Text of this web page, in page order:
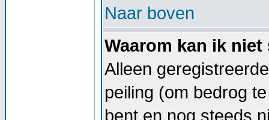
Naar boven
Waarom kan ik
Alleen
peiling (om bedrog
bent en nog steeds